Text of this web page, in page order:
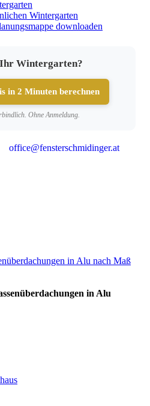
Wintergarten
downloaden
Wintergarten?
in 2 Minuten berechnen
Ohne Anmeldung.
office@fensterschmidinger.at
in Alu